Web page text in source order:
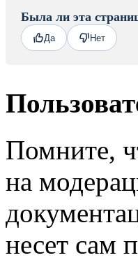
Была ли эта
Да Нет
Помните,
на
несет сам